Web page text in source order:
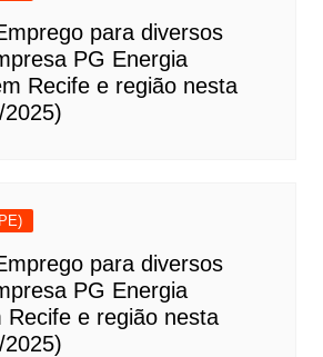
para diversos
PG Energia
Recife e região nesta
para diversos
PG Energia
Recife e região nesta